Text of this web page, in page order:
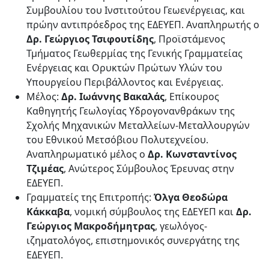
Συμβουλίου του Ινστιτούτου Γεωενέργειας, και
πρώην αντιπρόεδρος της ΕΔΕΥΕΠ. Αναπληρωτής ο
Δρ. Γεώργιος Τσιφουτίδης, Προϊστάμενος
Τμήματος Γεωθερμίας της Γενικής Γραμματείας
Ενέργειας και Ορυκτών Πρώτων Υλών του
Υπουργείου Περιβάλλοντος και Ενέργειας.
Μέλος: Δρ. Ιωάννης Βακαλάς, Επίκουρος
Καθηγητής Γεωλογίας Υδρογονανθράκων της
Σχολής Μηχανικών Μεταλλείων-Μεταλλουργών
του Εθνικού Μετσόβιου Πολυτεχνείου.
Αναπληρωματικό μέλος ο Δρ. Κωνσταντίνος
Τζιμέας, Ανώτερος Σύμβουλος Έρευνας στην
ΕΔΕΥΕΠ.
Γραμματείς της Επιτροπής: Όλγα Θεοδώρα
Κάκκαβα, νομική σύμβουλος της ΕΔΕΥΕΠ καιΔρ.
Γεώργιος Μακροδήμητρας, γεωλόγος-
ιζηματολόγος, επιστημονικός συνεργάτης της
ΕΔΕΥΕΠ.